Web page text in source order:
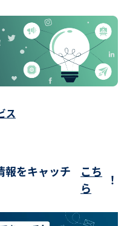
ス
報をキャッチ
こち
ら
！